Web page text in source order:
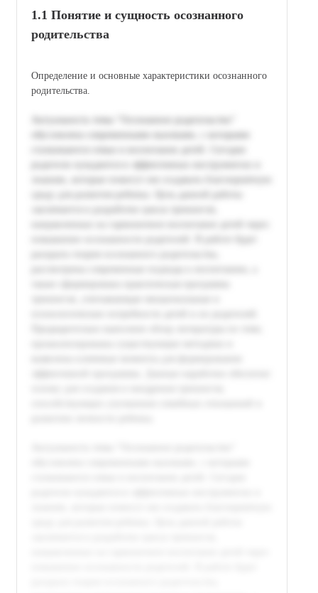
1.1 Понятие и сущность осознанного
родительства
Определение и основные характеристики осознанного
родительства.